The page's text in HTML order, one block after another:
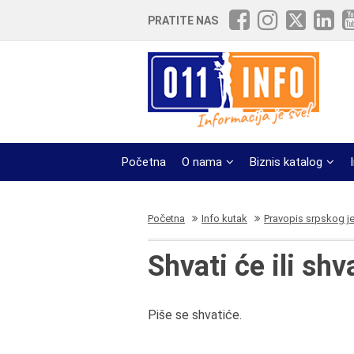
PRATITE NAS
Početna O nama Biznis katalog
Početna Info kutak Pravopis srpskog
Shvati će ili
Piše se shvatiće.